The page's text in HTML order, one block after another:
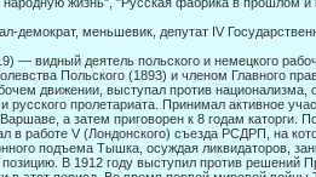
демократ, меньшевик, депутат IV
— видный деятель польского и немецкого
Польского (1893) и членом Глав­ного
движении, высту­пал против национализма,
русского пролета­риата. Принимал активное
а затем приговорен к 8 годам каторги.
в работе V (Лондонского) съезда РСДРП, на
подъема Тышка, осуждая ликвидаторов,
В 1912 году выступил против решений